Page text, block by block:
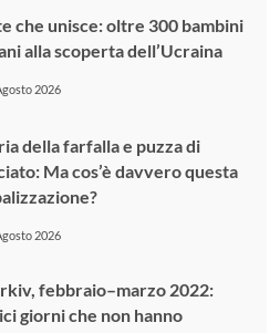
che unisce: oltre 300 bambini
alla scoperta dell’Ucraina
2026
della farfalla e puzza di
Ma cos’è davvero questa
2026
febbraio–marzo 2022:
giorni che non hanno